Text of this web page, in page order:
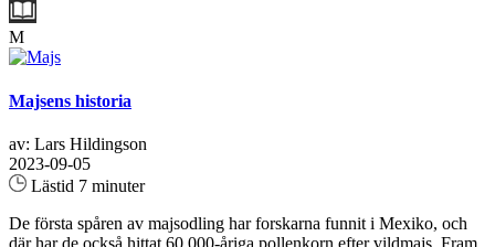
M
Majsens historia
av: Lars Hildingson
2023-09-05
Lästid 7 minuter
De första spåren av majsodling har forskarna funnit i Mexiko, och
där har de också hittat 60 000-åriga pollenkorn efter vildmajs. Fram